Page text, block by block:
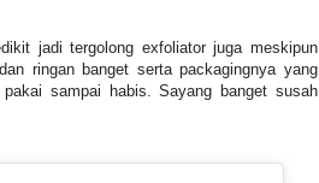
jadi tergolong exfoliator juga meskipun
ringan banget serta packagingnya yang
sampai habis. Sayang banget susah